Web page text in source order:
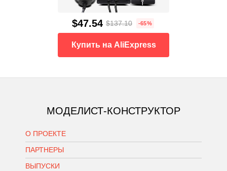
$47.54 $137.10 -65%
Купить на AliExpress
МОДЕЛИСТ-КОНСТРУКТОР
О ПРОЕКТЕ
ПАРТНЕРЫ
ВЫПУСКИ